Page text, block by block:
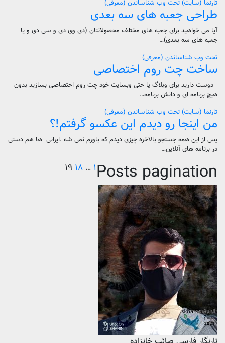
تارنما (سایت)تحت وب شناساندن (معرفی)
طراحی جعبه های سه بعدی
آیا می خواهید برای جعبه های مختلف محصولاتتان (دی وی دی و سی دی و یا
جعبه های سه بعدی)…
تحت وب شناساندن (معرفی)
ساخت چت روم اختصاصی
دوست دارید برای وبلاگ یا حتی وبسایت خود چت روم اختصاصی بسازید بدون
هیچ برنامه ای و دانش برنامه…
تارنما (سایت)تحت وب شناساندن (معرفی)
من اینجا رو دیدم این عکسو گرفتم!؟
پس از این همه جستجو بالاخره چیزی دیدم که باورم نمی شه .ایرانی ها هم دستی
در برنامه های آنلاین…
Posts pagination۱ … ۱۸ ۱۹